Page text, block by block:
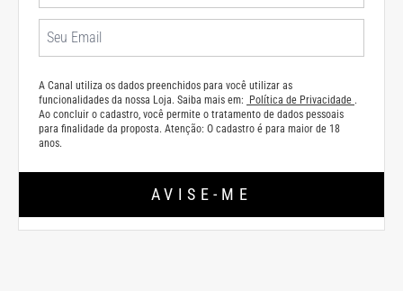
A Canal utiliza os dados preenchidos para você utilizar as
funcionalidades da nossa Loja. Saiba mais em:
Política de Privacidade .
Ao concluir o cadastro, você permite o tratamento de dados pessoais
para finalidade da proposta. Atenção: O cadastro é para maior de 18
anos.
AVISE-ME